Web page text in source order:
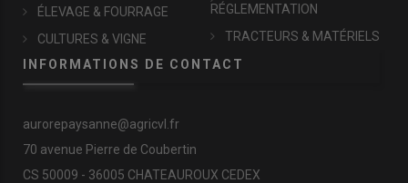
ÉLEVAGE & FOURRAGE
CULTURES & VIGNE
RÉGLEMENTATION
TRACTEURS & MATÉRIELS
INFORMATIONS DE CONTACT
aurorepaysanne@agricvl.fr
70 avenue Pierre de Coubertin
CS 50009 - 36005 CHATEAUROUX CEDEX